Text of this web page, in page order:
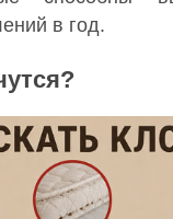
в год.